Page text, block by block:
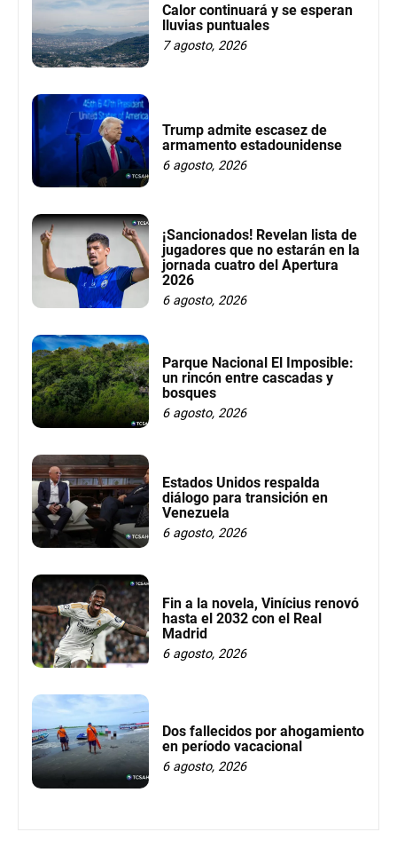
Calor continuará y se esperan
lluvias puntuales
7 agosto, 2026
Trump admite escasez de
armamento estadounidense
6 agosto, 2026
¡Sancionados! Revelan lista de
jugadores que no estarán en la
jornada cuatro del Apertura
2026
6 agosto, 2026
Parque Nacional El Imposible:
un rincón entre cascadas y
bosques
6 agosto, 2026
Estados Unidos respalda
diálogo para transición en
Venezuela
6 agosto, 2026
Fin a la novela, Vinícius renovó
hasta el 2032 con el Real
Madrid
6 agosto, 2026
Dos fallecidos por ahogamiento
en período vacacional
6 agosto, 2026